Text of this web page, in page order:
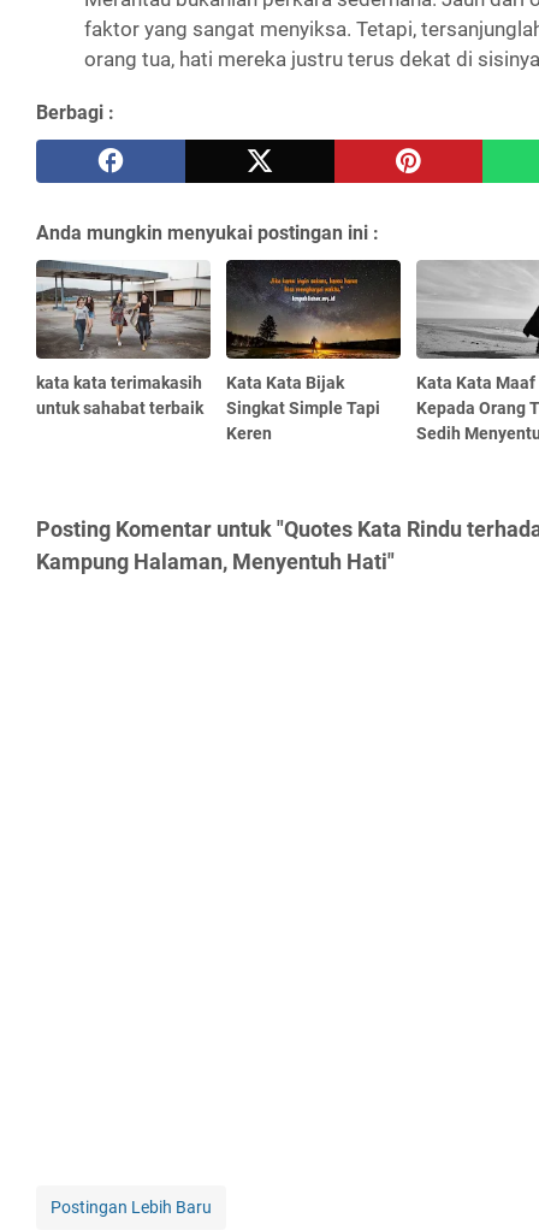
faktor yang sangat menyiksa. Tetapi,
orang tua, hati mereka justru terus dekat di
Berbagi :
Anda mungkin menyukai postingan ini :
kata kata terimakasih
untuk sahabat terbaik
Kata Kata Bijak
Singkat Simple Tapi
Keren
Kata Kata Maaf
Kepada Orang
Sedih
Posting Komentar untuk "Quotes Kata Rindu
Kampung Halaman, Menyentuh Hati"
Postingan Lebih Baru